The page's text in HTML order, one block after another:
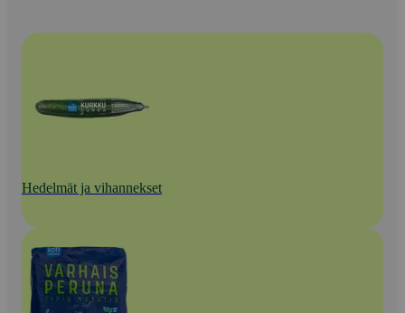
Hedelmät ja vihannekset